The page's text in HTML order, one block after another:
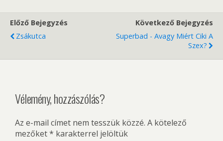
Előző Bejegyzés
Zsákutca
Következő Bejegyzés
Superbad - Avagy Miért Ciki A
Szex?
Vélemény, hozzászólás?
Az e-mail címet nem tesszük közzé. A kötelező
mezőket* karakterrel jelöltük